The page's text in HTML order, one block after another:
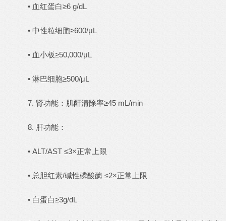
• 血红蛋白≥6 g/dL
• 中性粒细胞≥600/μL
• 血小板≥50,000/μL
• 淋巴细胞≥500/μL
7. 肾功能：肌酐清除率≥45 mL/min
8. 肝功能：
• ALT/AST ≤3×正常上限
• 总胆红素/碱性磷酸酶 ≤2×正常上限
• 白蛋白≥3g/dL